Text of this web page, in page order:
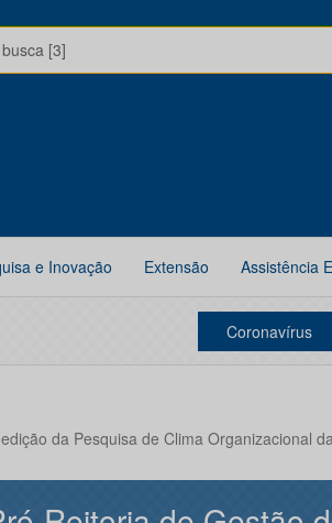
[3]
e Inovação Extensão Assistência
Coronavírus
da Pesquisa de Clima Organizacional